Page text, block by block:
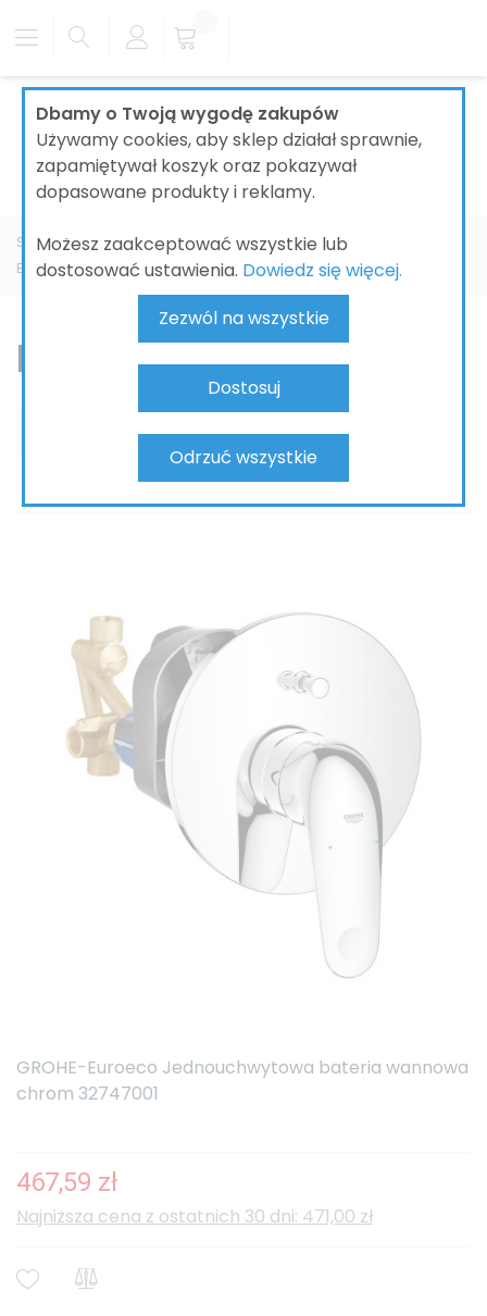
Dbamy o Twoją wygodę zakupów
Używamy cookies, aby sklep działał sprawnie,
zapamiętywał koszyk oraz pokazywał
dopasowane produkty i reklamy.
Możesz zaakceptować wszystkie lub
dostosować ustawienia. Dowiedz się więcej.
Zezwól na wszystkie
Dostosuj
Odrzuć wszystkie
Strona główna ŁAZIENKI BATERIE ŁAZIENKOWE
Euroeco
Bateria wannowa
Bateria wannowa
GROHE-Euroeco Jednouchwytowa bateria wannowa
chrom 32747001
467,59 zł
Najniższa cena z ostatnich 30 dni: 471,00 zł